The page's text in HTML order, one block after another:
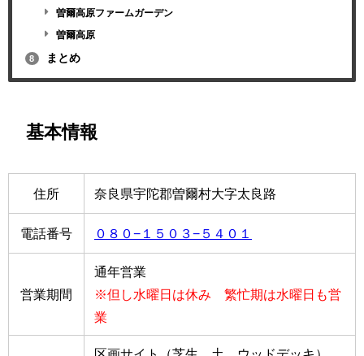
曽爾高原ファームガーデン
曽爾高原
8 まとめ
基本情報
住所 奈良県宇陀郡曽爾村大字太良路
電話番号 ０８０−１５０３−５４０１
営業期間
通年営業
※但し水曜日は休み 繁忙期は水曜日も営
業
区画サイト（芝生、土、ウッドデッキ）